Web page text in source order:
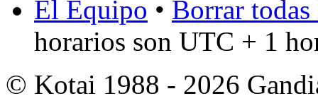
El Equipo • Borrar
horarios son UTC + 1
© Kotai 1988 - 2026